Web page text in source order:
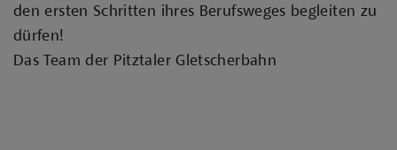
den ersten Schritten ihres Berufsweges begleiten zu
dürfen!
Das Team der Pitztaler Gletscherbahn